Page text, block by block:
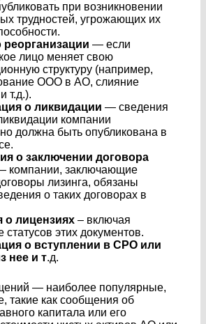
при возникновении
трудностей, угрожающих их
реорганизации — если
лицо меняет свою
структуру (например,
ООО в АО, слияние
т.д.).
о ликвидации — сведения
компании
должна быть опубликована в
о заключении договора
компании, заключающие
лизинга, обязаны
о таких договорах в
о лицензиях – включая
статусов этих документов.
о вступлении в СРО или
нее и т.д.
— наиболее популярные,
такие как сообщения об
капитала или его